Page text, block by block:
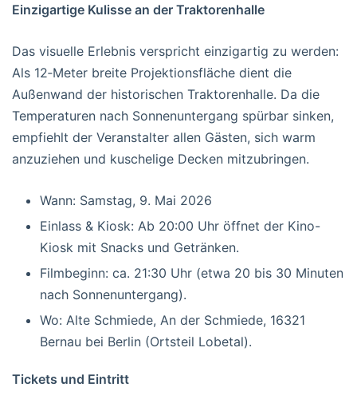
Einzigartige Kulisse an der Traktorenhalle
Das visuelle Erlebnis verspricht einzigartig zu werden:
Als 12‑Meter breite Projektionsfläche dient die
Außenwand der historischen Traktorenhalle. Da die
Temperaturen nach Sonnenuntergang spürbar sinken,
empfiehlt der Veranstalter allen Gästen, sich warm
anzuziehen und kuschelige Decken mitzubringen.
Wann: Samstag, 9. Mai 2026
Einlass & Kiosk: Ab 20:00 Uhr öffnet der Kino-
Kiosk mit Snacks und Getränken.
Filmbeginn: ca. 21:30 Uhr (etwa 20 bis 30 Minuten
nach Sonnenuntergang).
Wo: Alte Schmiede, An der Schmiede, 16321
Bernau bei Berlin (Ortsteil Lobetal).
Tickets und Eintritt